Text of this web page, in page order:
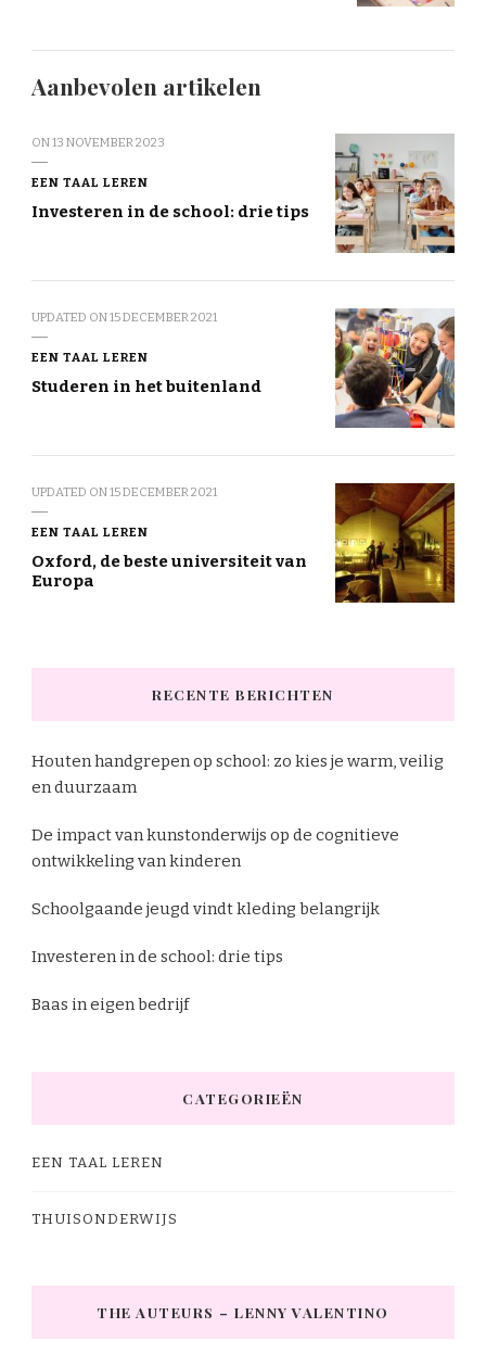
Aanbevolen artikelen
ON13 NOVEMBER 2023
EEN TAAL LEREN
Investeren in de school: drie tips
UPDATED ON15 DECEMBER 2021
EEN TAAL LEREN
Studeren in het buitenland
UPDATED ON15 DECEMBER 2021
EEN TAAL LEREN
Oxford, de beste universiteit van
Europa
RECENTE BERICHTEN
Houten handgrepen op school: zo kies je warm, veilig
en duurzaam
De impact van kunstonderwijs op de cognitieve
ontwikkeling van kinderen
Schoolgaande jeugd vindt kleding belangrijk
Investeren in de school: drie tips
Baas in eigen bedrijf
CATEGORIEËN
EEN TAAL LEREN
THUISONDERWIJS
THE AUTEURS – LENNY VALENTINO